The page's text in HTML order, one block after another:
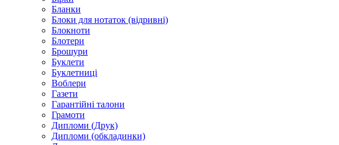
Бланки
Блоки для нотаток (відривні)
Блокноти
Блотери
Брошури
Буклети
Буклетниці
Воблери
Газети
Гарантійні талони
Грамоти
Дипломи (Друк)
Дипломи (обкладинки)